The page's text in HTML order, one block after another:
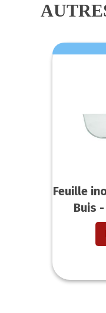
Feuille
Buis